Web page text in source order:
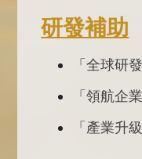
研發補助
「全球研
「領航企
「產業升